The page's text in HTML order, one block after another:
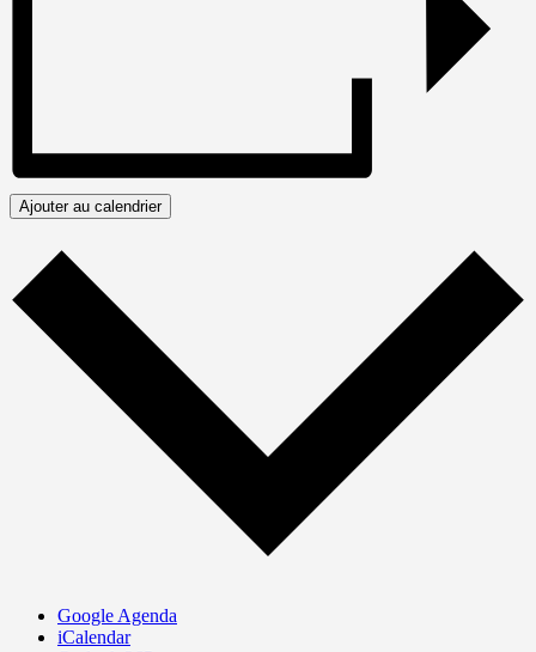
Ajouter au calendrier
Google Agenda
iCalendar